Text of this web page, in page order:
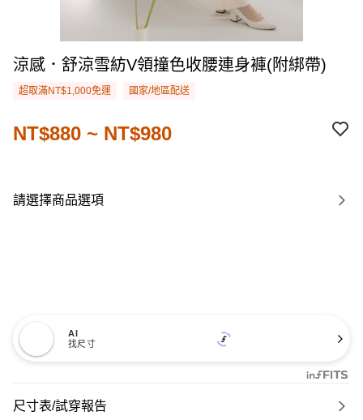
涼感．舒涼雪紡V領撞色收腰連身褲(附綁帶)
超取滿NT$1,000免運 國家/地區配送
NT$880 ~ NT$980
請選擇商品選項
AI
找尺寸
尺寸表/試穿報告